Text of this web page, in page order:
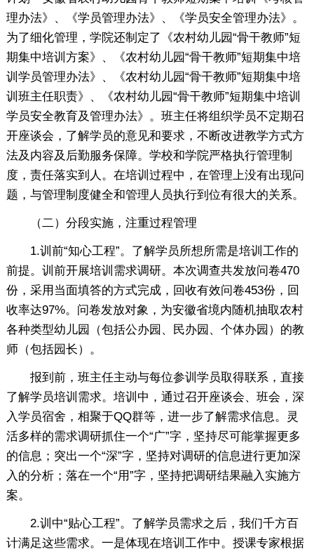
理办法》、《学员管理办法》、《学员安全管理办法》。
为了细化管理，学院还制定了《农村幼儿园“骨干教师”短
期集中培训方案》、《农村幼儿园“骨干教师”短期集中培
训学员管理办法》、《农村幼儿园“骨干教师”短期集中培
训班主任职责》、《农村幼儿园“骨干教师”短期集中培训
学员安全教育及管理办法》。班主任将组织学员不定期召
开座谈会，了解学员的意见和要求，不断改进教学方式方
法及内容及后勤服务保障。学校和学院严格执行管理制
度，责任落实到人。在培训过程中，在管理上没有出现问
题，与管理制度健全和管理人员执行到位有很大的关系。
（二）分段实施，注重过程管理
1.训前“知心工程”。了解学员所想所需是培训工作的
前提。训前开展培训需求调研。本次调查共发放问卷470
份，采用当面填答的方式完成，回收有效问卷453份，回
收率达97%。问卷发放对象，为安徽省境内随机抽取农村
各种类型幼儿园（包括公办园、民办园、个体办园）的教
师（包括园长）。
报到前，班主任主动与每位参训学员取得联系，直接
了解学员培训需求。培训中，通过召开座谈会、班会，深
入学员宿舍，相聚于QQ群等，进一步了解需求信息。灵
活多样的需求调研抓住一个“广”字，坚持尽可能掌握更多
的信息；突出一个“深”字，坚持对调研的信息进行更加深
入的分析；落在一个“用”字，坚持把调研结果融入实施方
案。
2.训中“贴心工程”。了解学员需求之后，我们千方百
计满足这些需求。一是体现在培训工作中。授课专家根据